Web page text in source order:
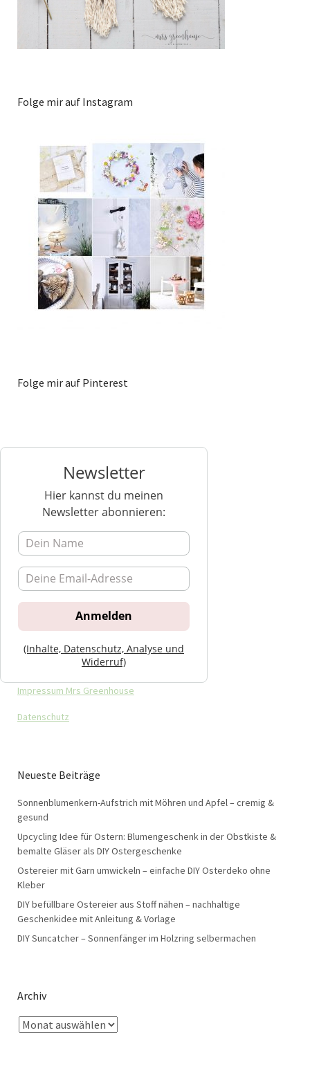
Folge mir auf Instagram
Folge mir auf Pinterest
Newsletter
Hier kannst du meinen
Newsletter abonnieren:
(Inhalte, Datenschutz, Analyse und
Widerruf)
Impressum Mrs Greenhouse
Datenschutz
Neueste Beiträge
Sonnenblumenkern-Aufstrich mit Möhren und Apfel – cremig &
gesund
Upcycling Idee für Ostern: Blumengeschenk in der Obstkiste &
bemalte Gläser als DIY Ostergeschenke
Ostereier mit Garn umwickeln – einfache DIY Osterdeko ohne
Kleber
DIY befüllbare Ostereier aus Stoff nähen – nachhaltige
Geschenkidee mit Anleitung & Vorlage
DIY Suncatcher – Sonnenfänger im Holzring selbermachen
Archiv